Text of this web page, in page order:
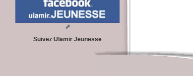
Suivez Ulamir Jeunesse